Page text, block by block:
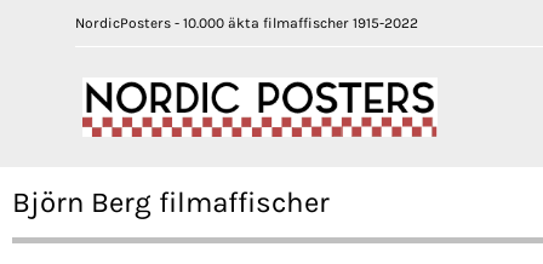
NordicPosters - 10.000 äkta filmaffischer 1915-2022
Björn Berg filmaffischer